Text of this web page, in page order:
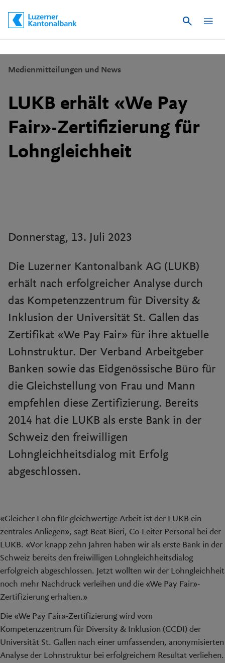
Suche
Medienmitteilungen und News
LUKB erhält «We Pay
Fair»-Zertifizierung für
Lohngleichheit
Donnerstag, 13. Juli 2023
Die Luzerner Kantonalbank AG (LUKB)
erhält nach erfolgreicher Analyse durch
das Kompetenzzentrum für Diversity &
Inklusion der Universität St. Gallen das
Zertifikat «We Pay Fair» für ihre aktuelle
Lohnstruktur. Der Verband Arbeitgeber
Banken sowie das Eidgenössische Büro für
die Gleichstellung von Frau und Mann
empfehlen diese Zertifizierung. Bereits
2014 hat die LUKB als erste Bank in der
Schweiz den freiwilligen
Lohngleichheitsdialog mit Erfolg
abgeschlossen.
«Gleicher Lohn für gleichwertige Arbeit ist der LUKB ein
zentrales Anliegen», sagt Beat Bieri, Co-Leiter Personal bei der
LUKB. «Vor knapp zehn Jahren haben wir als erste Bank in der
Schweiz bereits den freiwilligen Lohngleichheitsdialog
erfolgreich abgeschlossen. Jetzt wollten wir der Lohngleichheit
noch mehr Nachdruck verleihen und die «We Pay Fair»-
Zertifizierung erhalten.»
Die «We Pay Fair»-Zertifizierung wird vom
Kompetenzzentrum für Diversity & Inklusion (CCDI) der
Universität St. Gallen nach einer umfassenden, anonymisierten
Analyse der Lohnstruktur bei erfolgreichem Resultat verliehen.